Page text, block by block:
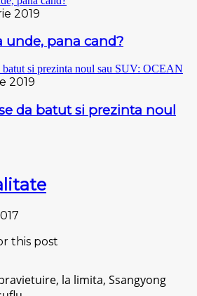
2019
unde, pana cand?
2019
da batut si prezinta noul
this post
la limita, Ssangyong